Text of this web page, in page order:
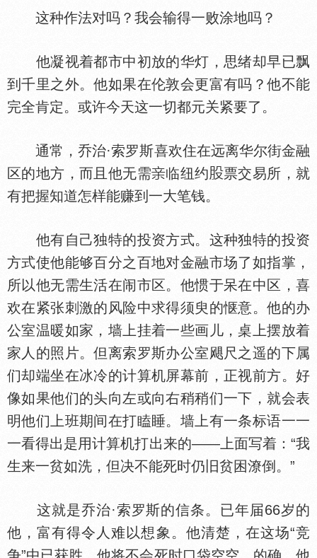
这种作法对吗？我会输得一败涂地吗？
他凝视着都市中初放的华灯，思绪却早已飘
到千里之外。他如果在伦敦会更富有吗？他不能
完全肯定。或许今天这一切都元关紧要了。
通常，乔治·索罗斯喜欢住在远离华尔街金融
区的地方，而且他无需
临纽约
票交易所，就
有把握知道怎样能赚到一大笔钱。
他有自己独特的投资方式。这种独特的投资
方式使他能够百分之百地对金融市场了如指掌，
所以他无需生活在闹市区。他惯于呆在中区，喜
欢在紧张刺激的风险中求得须臾的惬意。他的办
公室温暖如家，墙上挂着一些画儿，桌上摆放着
家人的照片。但离索罗斯办公室飓尺之遥的下属
们却端坐在冰冷的计算机屏幕前，正视前方。好
像如果他们的头向左或向右稍稍们一下，就会表
明他们上班期间在打瞌睡。墙上有一条标语一一
一看得出是用计算机打出来的——上面写着：“我
生来一贫如洗，但决不能死时仍旧贫困潦倒。”
这就是乔治·索罗斯的信条。已年届66岁的
他，富有得令人难以想象。他清楚，在这场“竞